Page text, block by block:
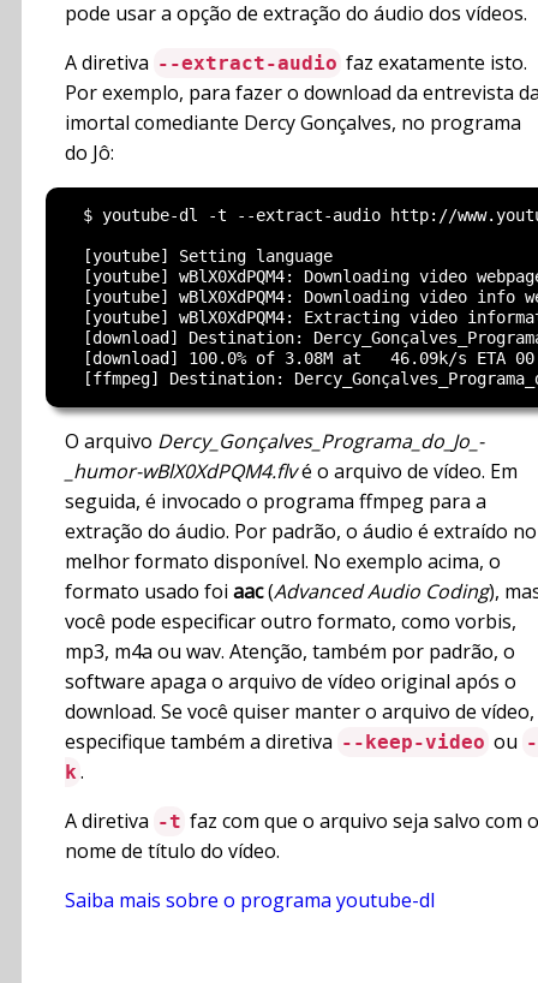
pode usar a opção de extração do áudio dos vídeos.
A diretiva --extract-audio faz exatamente isto.
Por exemplo, para fazer o download da entrevista
imortal comediante Dercy Gonçalves, no programa
do Jô:
$ youtube-dl -t --extract-audio http://
  [youtube] Setting language
[youtube] wBlX0XdPQM4: Downloading video
[youtube] wBlX0XdPQM4: Downloading video info
[youtube] wBlX0XdPQM4: Extracting video
[download] Destination:
[download] 100.0% of 3.08M at   46.09k/s ETA
O arquivo Dercy_Gonçalves_Programa_do_Jo_-
_humor-wBlX0XdPQM4.flvé o arquivo de vídeo. Em
seguida, é invocado o programa ffmpeg para a
extração do áudio. Por padrão, o áudio é extraído no
melhor formato disponível. No exemplo acima, o
formato usado foi aac(Advanced Audio Coding),
você pode especificar outro formato, como vorbis,
mp3, m4a ou wav. Atenção, também por padrão, o
software apaga o arquivo de vídeo original após o
download. Se você quiser manter o arquivo de vídeo,
especifique também a diretiva --keep-video ou -
k .
A diretiva -t faz com que o arquivo seja salvo com o
nome de título do vídeo.
Saiba mais sobre o programa youtube-dl